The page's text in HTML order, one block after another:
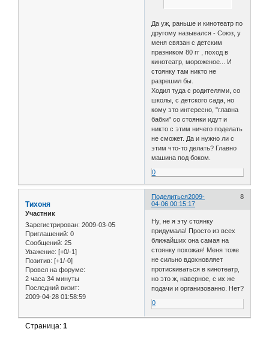
Да уж, раньше и кинотеатр по
другому назывался - Союз, у
меня связан с детским
празником 80 гг , поход в
кинотеатр, мороженое... И
стоянку там никто не
разрешил бы.
Ходил туда с родителями, со
школы, с детского сада, но
кому это интересно, "главна
бабки" со стоянки идут и
никто с этим ничего поделать
не сможет. Да и нужно ли с
этим что-то делать? Главно
машина под боком.
0
Поделиться 8
2009-
04-06 00:15:17
Тихоня
Участник
Зарегистрирован: 2009-03-05
Приглашений: 0
Сообщений: 25
Уважение: [+0/-1]
Позитив: [+1/-0]
Провел на форуме:
2 часа 34 минуты
Последний визит:
2009-04-28 01:58:59
Ну, не я эту стоянку
придумала! Просто из всех
ближайших она самая на
стоянку похожая! Меня тоже
не сильно вдохновляет
протискиваться в кинотеатр,
но это ж, наверное, с их же
подачи и организованно. Нет?
0
Страница:1